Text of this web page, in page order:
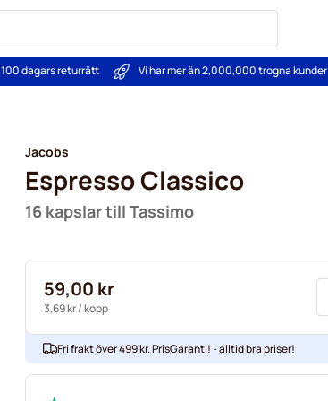
100 dagars returrätt Vi har mer än 2,000,000 trogna kunder
Jacobs
Espresso Classico
16 kapslar till Tassimo
59,00 kr
3,69 kr/ kopp
Fri frakt över 499 kr. PrisGaranti! - alltid bra priser!